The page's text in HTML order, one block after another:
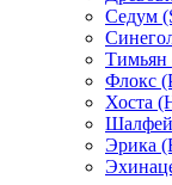
Седум
Тимьян
Флокс
Хоста
Шалфей
Эрика